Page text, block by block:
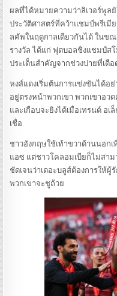
ผลที่ได้หมายความว่าลิเวอร์พูล
ประวัติศาสตร์ที่คว้าแชมป์พรีเมี
ลคัพในฤดูกาลเดียวกันได้ ในข
รางวัล ได้แก่ ฟุตบอลชิงแชมป์ส
ประเด็นสำคัญจากช่วงบ่ายที่เดื
หงส์แดงเริ่มต้นการแข่งขันได้อ
อยู่ตรงหน้าพวกเขา พวกเขาอว
และเกือบจะยิงได้เมื่อเทรนต์ อ
เชื่อ
ชาวอังกฤษใช้เท้าขวาด้านนอก
แอซ แต่ชาวโคลอมเบียก็ไม่สาม
ชัดเจนว่าเดอะบลูส์ต้องการให้
พวกเขาจะชูถ้วย